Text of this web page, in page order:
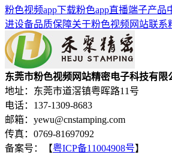
粉色视频app下载粉色app直播端子产品
进设备品质保障关于粉色视频网站联系
东莞市粉色视频网站精密电子科技有限
地址：东莞市道滘镇粤晖路11号
电话：137-1309-8683
邮箱：yewu@cnstamping.com
传真：0769-81697092
备案号：【粤ICP备11004908号】